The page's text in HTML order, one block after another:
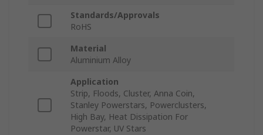
Standards/Approvals
RoHS
Material
Aluminium Alloy
Application
Strip, Floods, Cluster, Anna Coin,
Stanley Powerstars, Powerclusters,
High Bay, Heat Dissipation For
Powerstar, UV Stars